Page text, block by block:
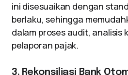
ini disesuaikan dengan
berlaku, sehingga
dalam proses audit, analisis
pelaporan pajak.
3. Rekonsiliasi Bank